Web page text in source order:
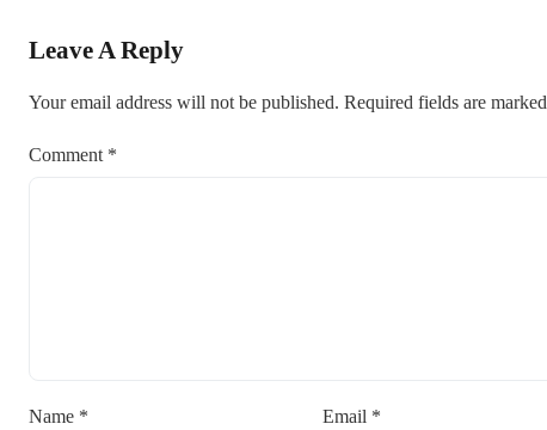
Leave A Reply
Your email address will not be published. Required fields are marked
Comment *
Name * Email *